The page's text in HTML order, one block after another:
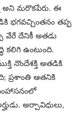
అని మరొకపేరు. ఈ
భగవచ్చింతనం తప్ప
వేరే దేనికీ అతడు
కలిగి ఉంటుంది.
నొందేశక్తి అతడికి
ప్రశాంతి ఆతనికి
అర్చావిధులు,